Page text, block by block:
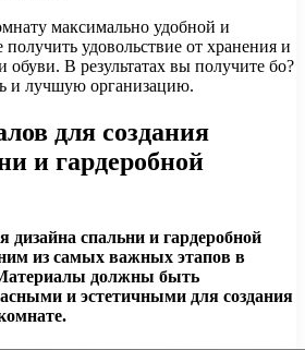
максимально удобной и
удовольствие от хранения и
В результатах вы получите бо?
и лучшую организацию.
для создания
и гардеробной
спальни и гардеробной
из самых важных этапов в
должны быть
и эстетичными для создания